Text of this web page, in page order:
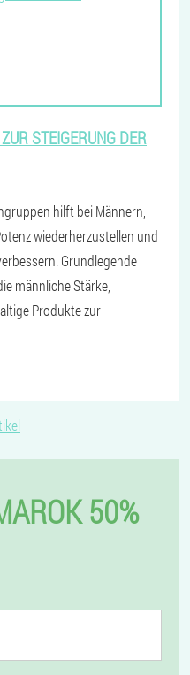
STEIGERUNG DER
hilft bei Männern,
wiederherzustellen und
Grundlegende
männliche Stärke,
Produkte zur
50%